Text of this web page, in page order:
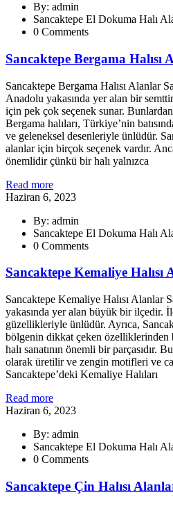
By: admin
Sancaktepe El Dokuma Halı
0 Comments
Sancaktepe Bergama Halısı
Sancaktepe Bergama Halısı Alanlar
Anadolu yakasında yer alan bir
için pek çok seçenek sunar.
Bergama halıları, Türkiye’nin
ve geleneksel desenleriyle ünlüdür.
alanlar için birçok seçenek vardır.
önemlidir çünkü bir halı yalnızca
Read more
Haziran 6, 2023
By: admin
Sancaktepe El Dokuma Halı
0 Comments
Sancaktepe Kemaliye Halısı
Sancaktepe Kemaliye Halısı Alanlar
yakasında yer alan büyük bir ilçedir.
güzellikleriyle ünlüdür. Ayrıca,
bölgenin dikkat çeken özelliklerinden
halı sanatının önemli bir parçasıdır.
olarak üretilir ve zengin motifleri ve
Sancaktepe’deki Kemaliye Halıları
Read more
Haziran 6, 2023
By: admin
Sancaktepe El Dokuma Halı
0 Comments
Sancaktepe Çin Halısı